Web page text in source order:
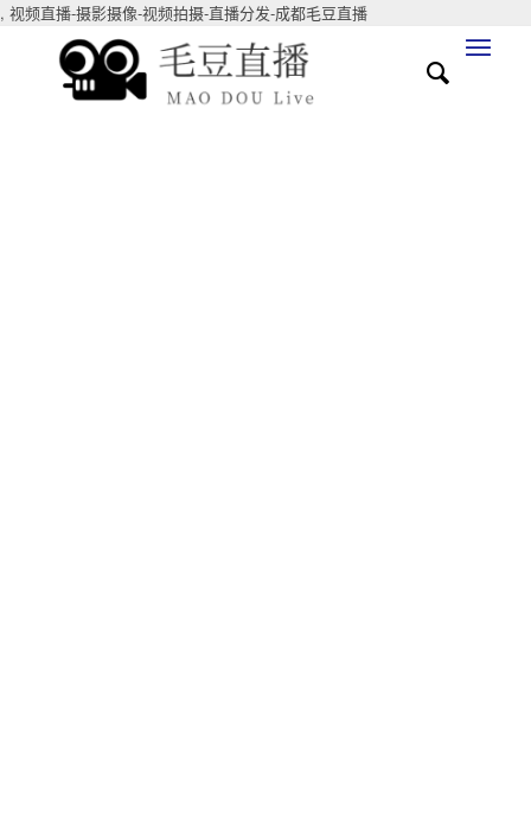
, 视频直播-摄影摄像-视频拍摄-直播分发-成都毛豆直播